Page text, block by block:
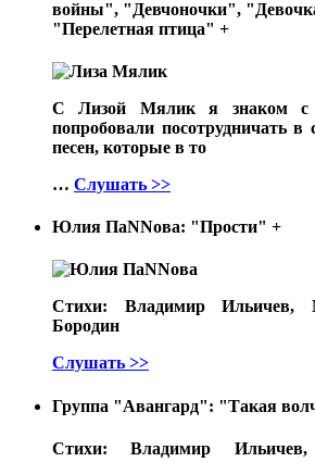
войны", "Девчоночки",
"Перелетная птица" +
С Лизой Мялик я знаком с
попробовали посотрудничать в
песен, которые в то
… Слушать >>
Юлия ПаNNова: "Прости" +
Стихи: Владимир Ильичев,
Бородин
Слушать >>
Группа "Авангард": "Такая
Стихи: Владимир